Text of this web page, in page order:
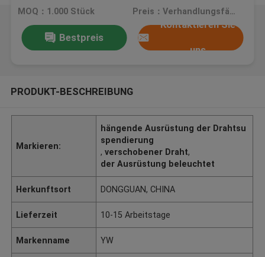
Stahlkleiderbügel
MOQ：1.000 Stück Preis：Verhandlungsfähig
Bestpreis
Kontaktieren Sie
uns
PRODUKT-BESCHREIBUNG
Markieren:
hängende Ausrüstung der Drahtsu
spendierung
,verschobener Draht,
der Ausrüstung beleuchtet
Herkunftsort DONGGUAN, CHINA
Lieferzeit 10-15 Arbeitstage
Markenname YW